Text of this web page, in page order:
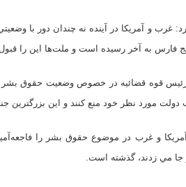
غرب و آمريكا در آينده نه چندان دور با
فارس به آخر رسيده است و ملت‌ها اين را
رئيس قوه قضائيه در خصوص وضعيت حقوق
دولت مورد نظر خود منع كنند و اين
آمريكا و غرب در موضوع حقوق بشر‌ را
مي زدند، گذشته است.